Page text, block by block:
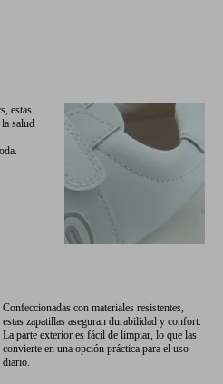
estas
la salud
Confeccionadas con materiales resistentes,
estas zapatillas aseguran durabilidad y confort.
La parte exterior es fácil de limpiar, lo que las
convierte en una opción práctica para el uso
diario.